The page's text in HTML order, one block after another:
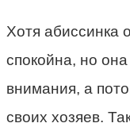
Хотя абиссинка
спокойна, но
внимания, а
своих хозяев.